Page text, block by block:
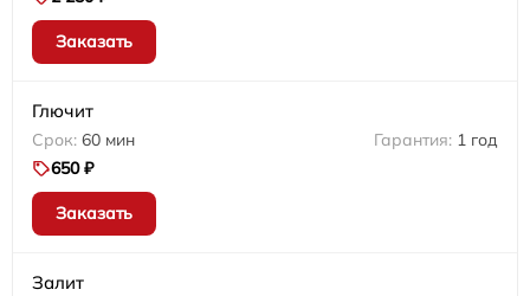
Заказать
Глючит
60 мин
1 год
650 ₽
Заказать
Залит